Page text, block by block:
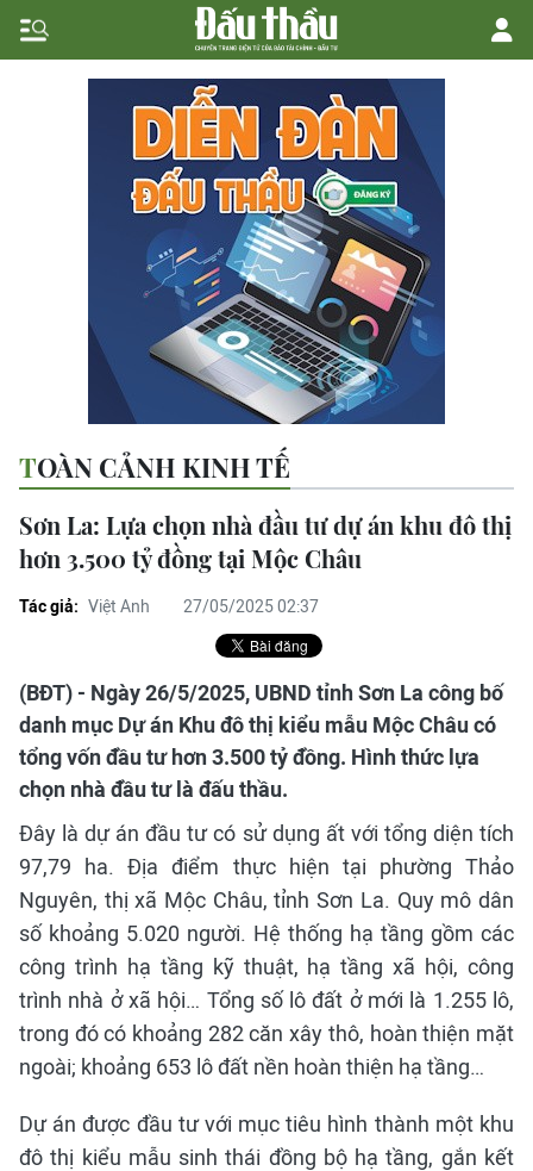
TOÀN CẢNH KINH TẾ
Sơn La: Lựa chọn nhà đầu tư dự án khu đô thị
hơn 3.500 tỷ đồng tại Mộc Châu
Tác giả: Việt Anh 27/05/2025 02:37
(BĐT) - Ngày 26/5/2025, UBND tỉnh Sơn La công bố
danh mục Dự án Khu đô thị kiểu mẫu Mộc Châu có
tổng vốn đầu tư hơn 3.500 tỷ đồng. Hình thức lựa
chọn nhà đầu tư là đấu thầu.
Đây là dự án đầu tư có sử dụng ất với tổng diện tích
97,79 ha. Địa điểm thực hiện tại phường Thảo
Nguyên, thị xã Mộc Châu, tỉnh Sơn La. Quy mô dân
số khoảng 5.020 người. Hệ thống hạ tầng gồm các
công trình hạ tầng kỹ thuật, hạ tầng xã hội, công
trình nhà ở xã hội… Tổng số lô đất ở mới là 1.255 lô,
trong đó có khoảng 282 căn xây thô, hoàn thiện mặt
ngoài; khoảng 653 lô đất nền hoàn thiện hạ tầng…
Dự án được đầu tư với mục tiêu hình thành một khu
đô thị kiểu mẫu sinh thái đồng bộ hạ tầng, gắn kết